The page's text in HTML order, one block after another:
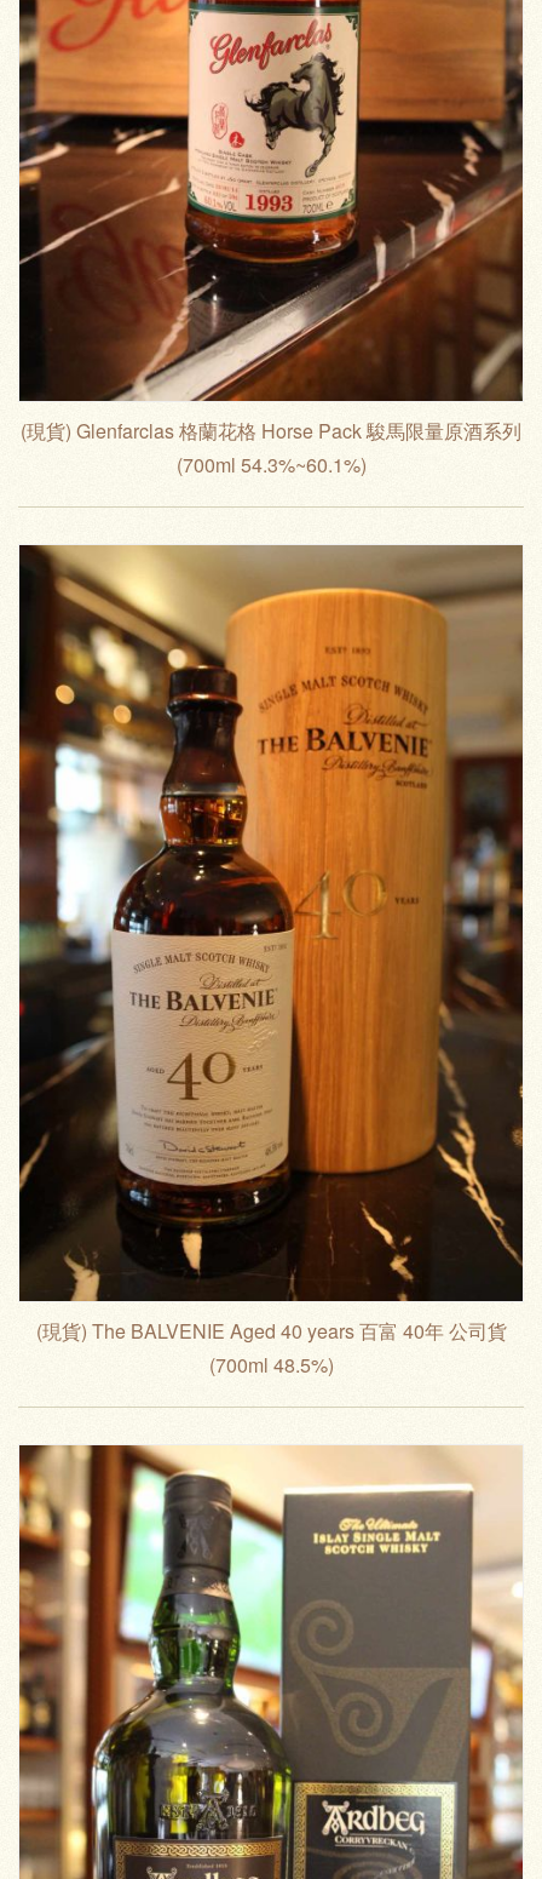
(現貨) Glenfarclas 格蘭花格 Horse Pack 駿馬限量原酒系列
(700ml 54.3%~60.1%)
(現貨) The BALVENIE Aged 40 years 百富 40年 公司貨
(700ml 48.5%)